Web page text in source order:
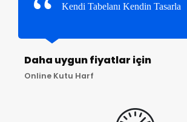
Kendi Tabelanı Kendin Tasarla
Daha uygun fiyatlar için
Online Kutu Harf